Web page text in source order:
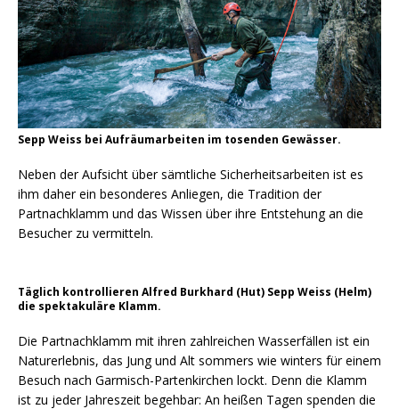
Sepp Weiss bei Aufräumarbeiten im tosenden Gewässer.
Neben der Aufsicht über sämtliche Sicherheitsarbeiten ist es
ihm daher ein besonderes Anliegen, die Tradition der
Partnachklamm und das Wissen über ihre Entstehung an die
Besucher zu vermitteln.
Täglich kontrollieren Alfred Burkhard (Hut) Sepp Weiss (Helm)
die spektakuläre Klamm.
Die Partnachklamm mit ihren zahlreichen Wasserfällen ist ein
Naturerlebnis, das Jung und Alt sommers wie winters für einem
Besuch nach Garmisch-Partenkirchen lockt. Denn die Klamm
ist zu jeder Jahreszeit begehbar: An heißen Tagen spenden die